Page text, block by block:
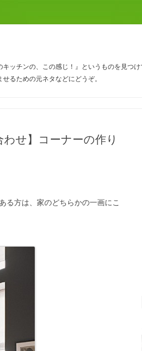
ッチンの、この感じ！』というものを見つ
るための元ネタなどにどうぞ。
せ】コーナーの作り
る方は、家のどちらかの一画にこ